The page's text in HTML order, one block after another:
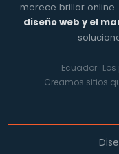
merece brillar
diseño web y el
Ecuador ·
Creamos sitios